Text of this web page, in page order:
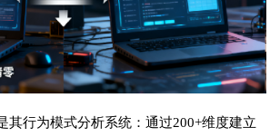
其行为模式分析系统：通过200+维度建立